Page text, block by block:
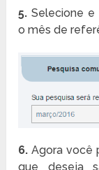
5. Selecione e
o mês de
6. Agora você
que deseja